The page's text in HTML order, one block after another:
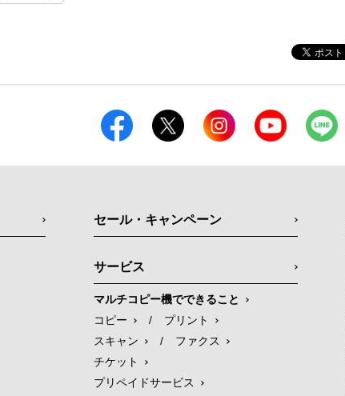
セール・キャンペーン
サービス
マルチコピー機でできること
コピー
/
プリント
スキャン
/
ファクス
チケット
プリペイドサービス